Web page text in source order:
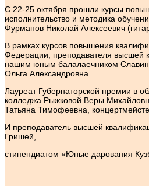
С 22-25 октября прошли курсы
исполнительство и методика
Фурманов Николай Алексеевич
В рамках курсов повышения
Федерации, преподавателя высшей
нашим юным балалаечником
Ольга Александровна
Лауреат Губернаторской премии в
колледжа Рыжковой Веры
Татьяна Тимофеевна,
И преподаватель высшей
Гришей,
стипендиатом «Юные дарования